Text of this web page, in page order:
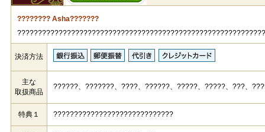
???????? Asha???????
決済方法
主な
取扱商品
??????、???????、????、??????、?????、?????、???、
特典１ ?????????????????????????????